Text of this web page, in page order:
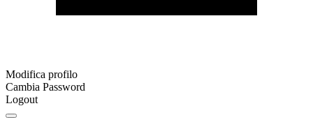
Modifica profilo
Cambia Password
Logout